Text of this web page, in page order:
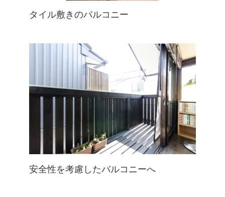
タイル敷きのバルコニー
安全性を考慮したバルコニーへ